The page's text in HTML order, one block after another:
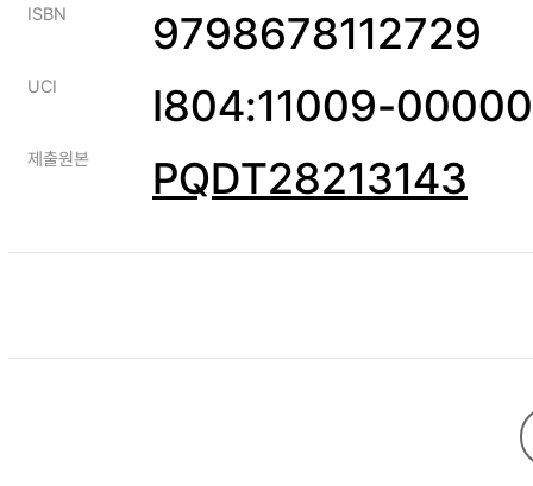
ISBN 9798678112729
UCI I804:11009-
제출원본 PQDT28213143